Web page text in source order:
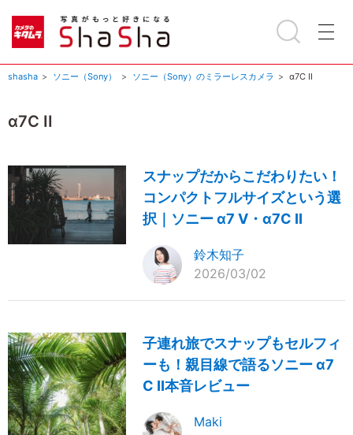
shasha ソニー（Sony） ソニー（Sony）のミラーレスカメラ α7C II
α7C II
スナップだからこだわりたい！
コンパクトフルサイズという選
択｜ソニー α7 V・α7C II
鈴木知子
2026/03/02
子連れ旅でスナップもセルフィ
ーも！親目線で語るソニー α7
C II本音レビュー
Maki